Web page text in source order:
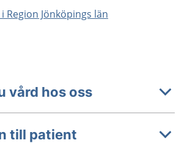
Region Jönköpings län
vård hos oss
till patient